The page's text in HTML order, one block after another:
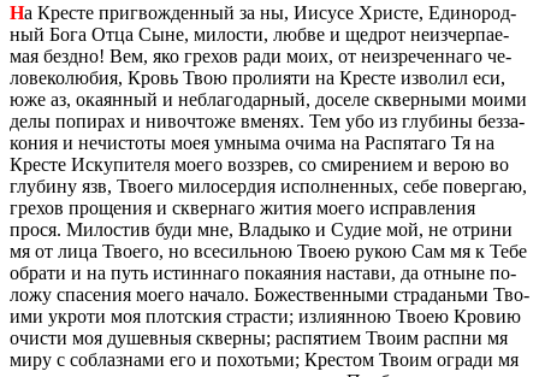
На Кре­сте при­гвож­ден­ный за ны, Иису­се Хри­сте, Еди­но­род­
ный Бога Отца Сыне, ми­ло­сти, любве и щед­рот неиз­чер­па­е­
мая без­дно! Вем, яко гре­хов ради моих, от неиз­ре­чен­на­го че­
ло­ве­ко­лю­бия, Кровь Твою про­ли­я­ти на Кре­сте из­во­лил еси,
юже аз, ока­ян­ный и небла­го­дар­ный, до­се­ле сквер­ны­ми моими
делы по­пи­рах и ни­воч­то­же вме­нях. Тем убо из глу­би­ны без­за­
ко­ния и нечи­сто­ты моея ум­ны­ма очима на Рас­пя­та­го Тя на
Кре­сте Ис­ку­пи­те­ля моего воз­зрев, со сми­ре­ни­ем и верою во
глу­би­ну язв, Тво­е­го ми­ло­сер­дия ис­пол­нен­ных, себе по­вер­гаю,
гре­хов про­ще­ния и сквер­на­го жития моего ис­прав­ле­ния
прося. Ми­ло­стив буди мне, Вла­ды­ко и Судие мой, не от­ри­ни
мя от лица Тво­е­го, но все­силь­ною Твоею рукою Сам мя к Тебе
об­ра­ти и на путь ис­тин­на­го по­ка­я­ния на­ста­ви, да от­ныне по­
ло­жу спа­се­ния моего на­ча­ло. Бо­же­ствен­ны­ми стра­да­нь­ми Тво­
и­ми укро­ти моя плот­ския стра­сти; из­ли­ян­ною Твоею Кро­вию
очи­сти моя ду­шев­ныя сквер­ны; рас­пя­ти­ем Твоим рас­пни мя
миру с со­блаз­на­ми его и по­хотьми; Кре­стом Твоим огра­ди мя